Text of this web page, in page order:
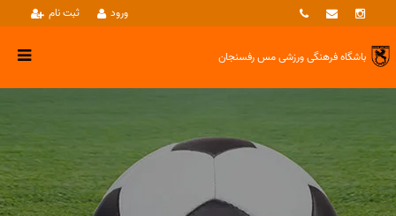
ثبت نام ورود
باشگاه فرهنگی ورزشیمس رفسنجان